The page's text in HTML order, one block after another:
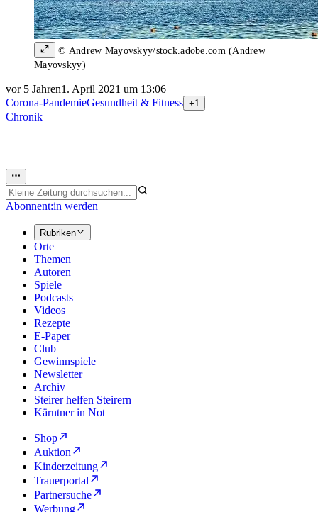
© Andrew Mayovskyy/stock.adobe.com (Andrew
Mayovskyy)
vor 5 Jahren1. April 2021 um 13:06
Corona-PandemieGesundheit & Fitness +1
Chronik
Abonnent:in werden
Rubriken
Orte
Themen
Autoren
Spiele
Podcasts
Videos
Rezepte
E-Paper
Club
Gewinnspiele
Newsletter
Archiv
Steirer helfen Steirern
Kärntner in Not
Shop
Auktion
Kinderzeitung
Trauerportal
Partnersuche
Werbung